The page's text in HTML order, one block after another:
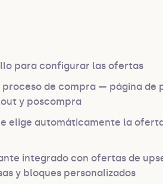
para configurar las ofertas
de compra — página de
y poscompra
elige automáticamente la
integrado con ofertas de
y bloques personalizados